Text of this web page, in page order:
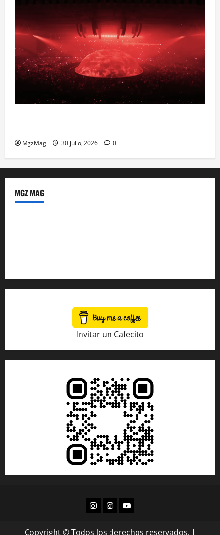
MgzMag 30 julio, 2026 0
MGZ MAG
Invitar un Cafecito
Copyright © Todos los derechos reservados. |